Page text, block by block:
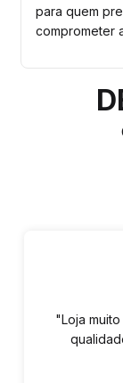
para quem
comprometer
"Loja